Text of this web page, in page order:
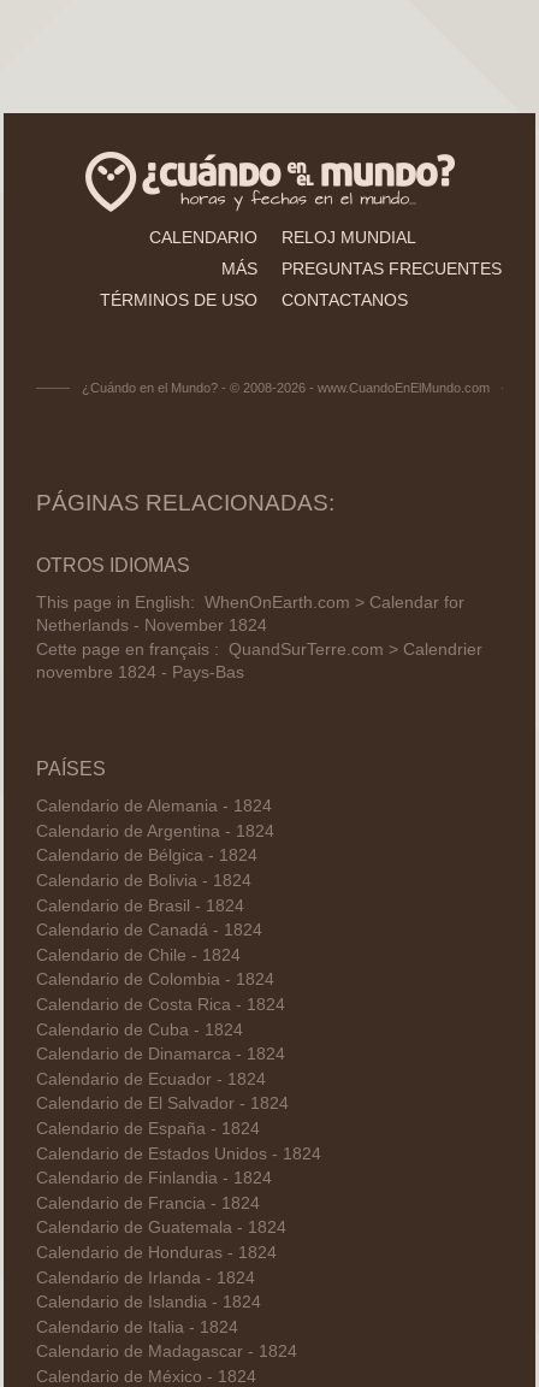
CALENDARIO
RELOJ MUNDIAL
MÁS
PREGUNTAS FRECUENTES
TÉRMINOS DE USO
CONTACTANOS
¿Cuándo en el Mundo? - © 2008-2026 - www.CuandoEnElMundo.com
PÁGINAS RELACIONADAS:
OTROS IDIOMAS
This page in English: WhenOnEarth.com > Calendar for
Netherlands - November 1824
Cette page en français : QuandSurTerre.com > Calendrier
novembre 1824 - Pays-Bas
PAÍSES
Calendario de Alemania - 1824
Calendario de Argentina - 1824
Calendario de Bélgica - 1824
Calendario de Bolivia - 1824
Calendario de Brasil - 1824
Calendario de Canadá - 1824
Calendario de Chile - 1824
Calendario de Colombia - 1824
Calendario de Costa Rica - 1824
Calendario de Cuba - 1824
Calendario de Dinamarca - 1824
Calendario de Ecuador - 1824
Calendario de El Salvador - 1824
Calendario de España - 1824
Calendario de Estados Unidos - 1824
Calendario de Finlandia - 1824
Calendario de Francia - 1824
Calendario de Guatemala - 1824
Calendario de Honduras - 1824
Calendario de Irlanda - 1824
Calendario de Islandia - 1824
Calendario de Italia - 1824
Calendario de Madagascar - 1824
Calendario de México - 1824